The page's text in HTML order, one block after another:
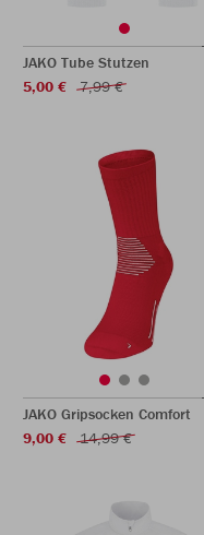
JAKO Tube Stutzen
5,00 €
7,99 €
JAKO Gripsocken Comfort
9,00 €
14,99 €